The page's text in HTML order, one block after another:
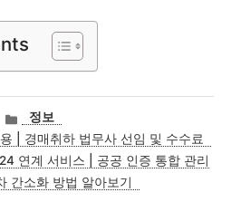
카
테
고
리
정보
| 경매취하 법무사 선임 및 수수료
연계 서비스 | 공공 인증 통합 관리
간소화 방법 알아보기